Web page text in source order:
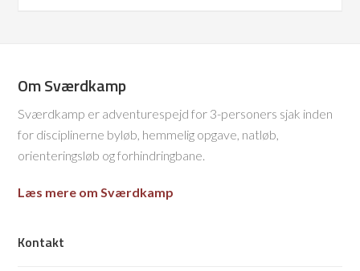
Om Sværdkamp
Sværdkamp er adventurespejd for 3-personers sjak inden
for disciplinerne byløb, hemmelig opgave, natløb,
orienteringsløb og forhindringbane.
Læs mere om Sværdkamp
Kontakt